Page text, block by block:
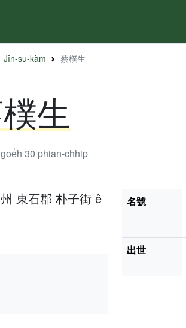
Jîn-sū-kàm 蔡樸生
生
30 phian-chhip
東石郡 朴子街 ê
名號
出世